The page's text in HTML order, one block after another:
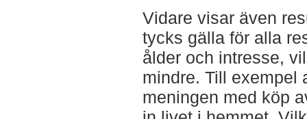
Vidare visar även
tycks gälla för alla
ålder och intresse,
mindre. Till exempel
meningen med köp